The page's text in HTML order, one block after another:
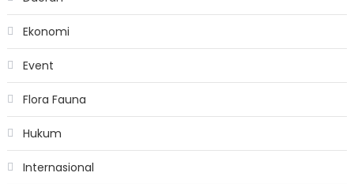
Ekonomi
Event
Flora Fauna
Hukum
Internasional